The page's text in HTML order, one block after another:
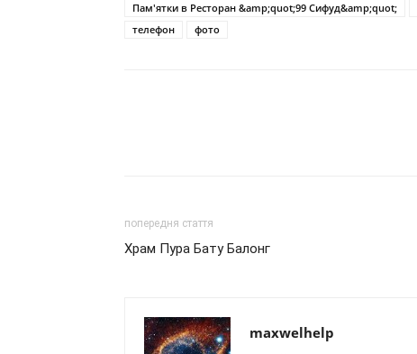
Пам'ятки в Ресторан &amp;quot;99 Сифуд&amp;quot;
телефон
фото
попередня стаття
Храм Пура Бату Балонг
maxwelhelp